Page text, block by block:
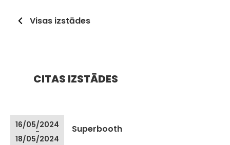
Visas izstādes
CITAS IZSTĀDES
16/05/2024
-
18/05/2024
Superbooth